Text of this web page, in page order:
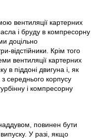
вентиляції картерних
і бруду в компресорну
доцільно
відстійники. Крім того
вентиляції картерних
в піддоні двигуна і, як
середнього корпусу
і компресорну
повинен бути
У разі, якщо